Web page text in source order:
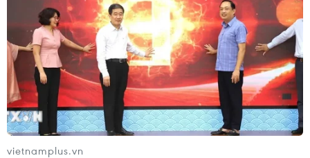
NGHE
răng bị phát hiện tại sân
bay Tân Sơn Nhất.
NGHE
vietnamplus.vn